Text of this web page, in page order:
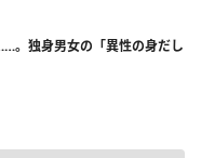
。独身男女の「異性の身だし